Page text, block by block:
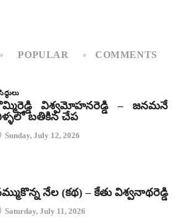
POPULAR COMMENTS
విశ్వమోహనరెడ్డి – జనమనే
బతికిన చేప
Sunday, July 12, 2026
నేల (కథ) – కేతు విశ్వనాథరెడ్డి
Saturday, July 11, 2026